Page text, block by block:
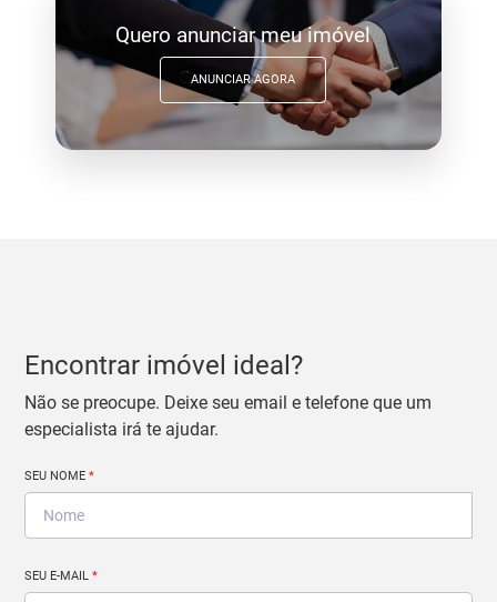
Quero anunciar meu imóvel
ANUNCIAR AGORA
Encontrar imóvel ideal?
Não se preocupe. Deixe seu email e telefone que um
especialista irá te ajudar.
SEU NOME*
SEU E-MAIL*